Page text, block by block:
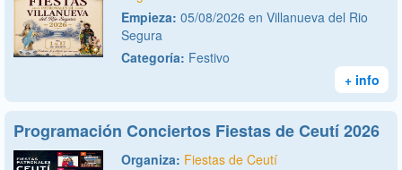
Empieza: 05/08/2026 en Villanueva del Rio
Segura
Categoría: Festivo
+ info
Programación Conciertos Fiestas de Ceutí 2026
Organiza: Fiestas de Ceutí